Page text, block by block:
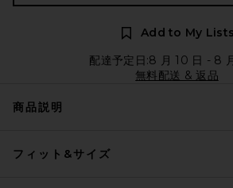
Add to My Lists
配達予定日:8 月 10 日 - 8
無料配送 & 返品
商品説明
フィット&サイズ